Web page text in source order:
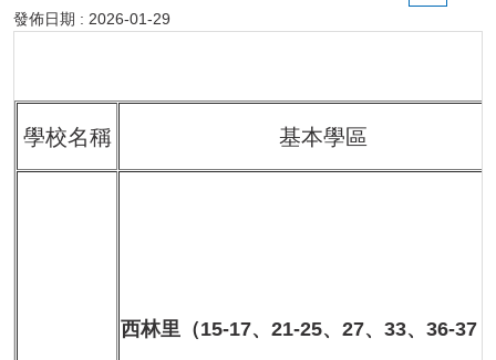
發佈日期 : 2026-01-29
學校名稱 基本學區
西林里 （15-17、21-25、27、33、36-37